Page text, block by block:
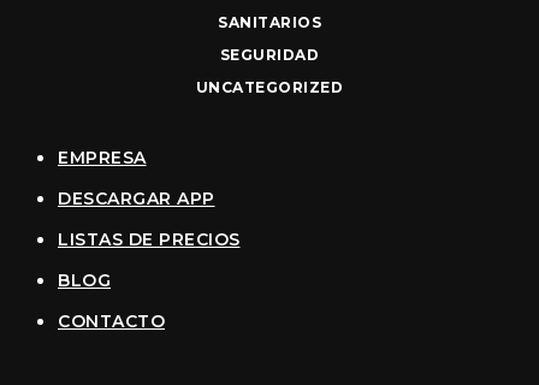
SANITARIOS
SEGURIDAD
UNCATEGORIZED
EMPRESA
DESCARGAR APP
LISTAS DE PRECIOS
BLOG
CONTACTO